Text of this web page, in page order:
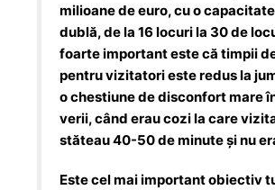
milioane de euro, cu o
dublă, de la 16 locuri la 30 de
foarte important este că timpii
pentru vizitatori este redus la
o chestiune de disconfort mare
verii, când erau cozi la care
stăteau 40-50 de minute și nu
Este cel mai important obiectiv